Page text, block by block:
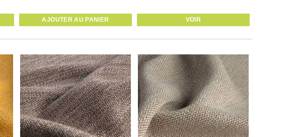
AJOUTER AU PANIER VOIR